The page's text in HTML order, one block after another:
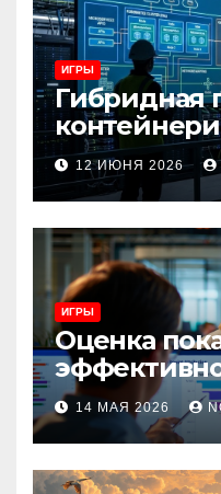
ИГРЫ
Гибридная
и сценарии
12 ИЮНЯ 2026
ИГРЫ
Оценка
при
касания
14 МАЯ 2026